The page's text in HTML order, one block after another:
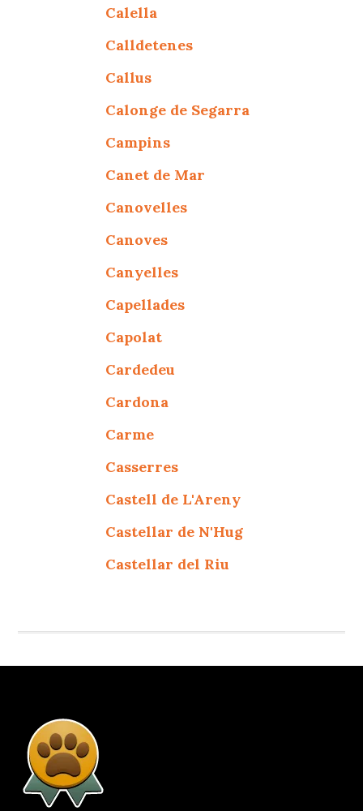
Calella
Calldetenes
Callus
Calonge de Segarra
Campins
Canet de Mar
Canovelles
Canoves
Canyelles
Capellades
Capolat
Cardedeu
Cardona
Carme
Casserres
Castell de L'Areny
Castellar de N'Hug
Castellar del Riu